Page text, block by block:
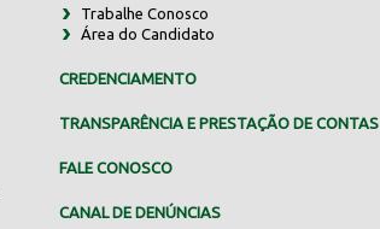
Trabalhe Conosco
Área do Candidato
CREDENCIAMENTO
TRANSPARÊNCIA E PRESTAÇÃO DE CONTAS
FALE CONOSCO
CANAL DE DENÚNCIAS